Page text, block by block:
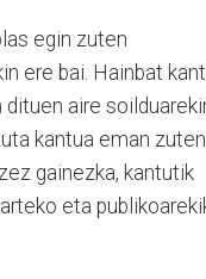
egin zuten
ere bai. Hainbat
aire
kantua eman
gainezka, kantutik
eta